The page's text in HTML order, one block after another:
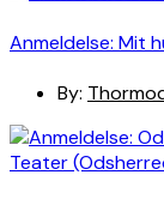
Anmeldelse: Mit
By: